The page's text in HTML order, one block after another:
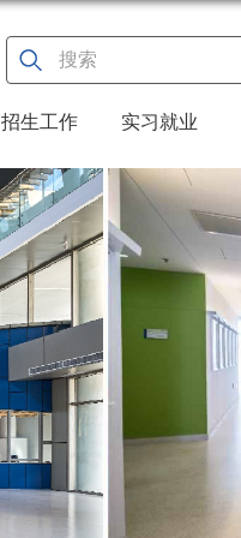
招生工作 实习就业